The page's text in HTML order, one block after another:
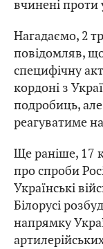
вчинені проти
Нагадаємо, 2
повідомляв,
специфічну
кордоні з
подробиць,
реагуватиме
Ще раніше, 17
про спроби
Українські
Білорусі
напрямку